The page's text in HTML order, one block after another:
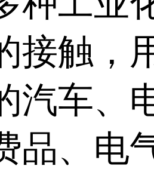
接触，
汽车、
品、电